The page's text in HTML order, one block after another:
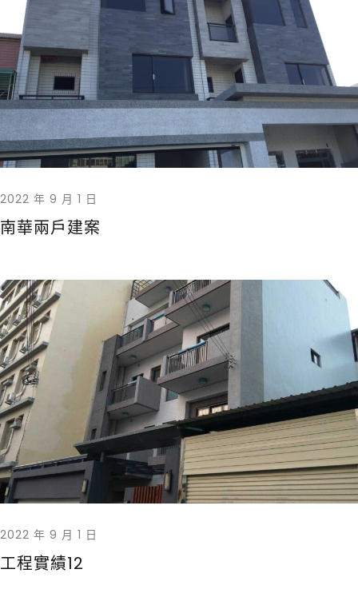
2022 年 9 月 1 日
南華兩戶建案
2022 年 9 月 1 日
工程實績12